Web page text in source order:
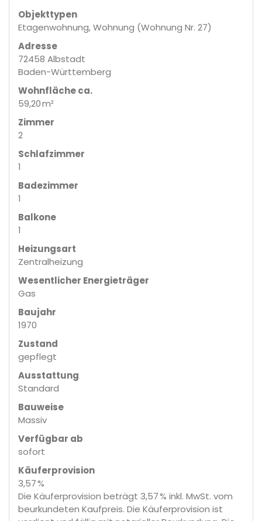
Objekttypen
Etagenwohnung, Wohnung (Wohnung Nr. 27)
Adresse
72458 Albstadt
Baden-Württemberg
Wohnfläche ca.
59,20 m²
Zimmer
2
Schlafzimmer
1
Badezimmer
1
Balkone
1
Heizungsart
Zentralheizung
Wesentlicher Energieträger
Gas
Baujahr
1970
Zustand
gepflegt
Ausstattung
Standard
Bauweise
Massiv
Verfügbar ab
sofort
Käufer­provision
3,57 %
Die Käuferprovision beträgt 3,57 % inkl. MwSt. vom
beurkundeten Kaufpreis. Die Käuferprovision ist